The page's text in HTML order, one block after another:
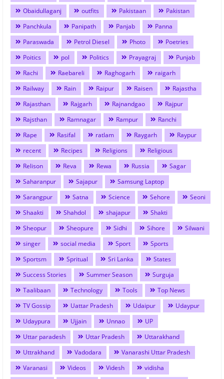
Obaidullaganj
outfits Pakistaan
Pakistan
Panchkula
Panipath Panjab
Panna
Paraswada
Petrol Diesel Photo
Poetries
Poitics
pol Politics Prayagraj
Punjab
Rachi
Raebareli Raghogarh
raigarh
Railway
Rain Raipur Raisen
Rajastha
Rajasthan
Rajgarh Rajnandgao
Rajpur
Rajsthan
Ramnagar Rampur
Ranchi
Rape
Rasifal ratlam Raygarh
Raypur
recent
Recipes Religions
Religious
Relison
Reva Rewa Russia
Sagar
Saharanpur
Sajapur
Samsung Laptop
Sarangpur
Satna Science Sehore
Seoni
Shaakti
Shahdol shajapur
Shakti
Sheopur
Sheopure Sidhi Sihore
Silwani
singer
social media Sport
Sports
Sportsm
Spritual Sri Lanka
States
Success Stories
Summer Season
Surguja
Taalibaan
Technology Tools
Top News
TV Gossip
Uattar Pradesh Udaipur
Udaypur
Udaypura
Ujjain Unnao
UP
Uttar paradesh
Uttar Pradesh
Uttarakhand
Uttrakhand
Vadodara
Vanarashi Uttar Pradesh
Varanasi
Videos Videsh
vidisha